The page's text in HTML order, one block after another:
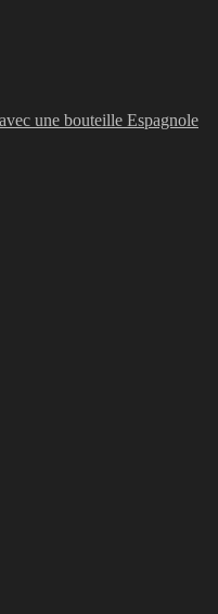
une bouteille Espagnole